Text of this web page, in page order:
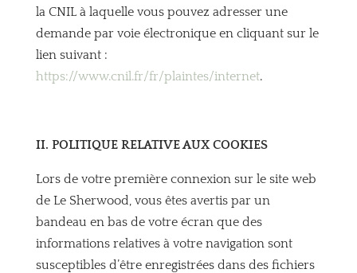
la CNIL à laquelle vous pouvez adresser une
demande par voie électronique en cliquant sur le
lien suivant :
https://www.cnil.fr/fr/plaintes/internet.
II. POLITIQUE RELATIVE AUX COOKIES
Lors de votre première connexion sur le site web
de Le Sherwood, vous êtes avertis par un
bandeau en bas de votre écran que des
informations relatives à votre navigation sont
susceptibles d’être enregistrées dans des fichiers